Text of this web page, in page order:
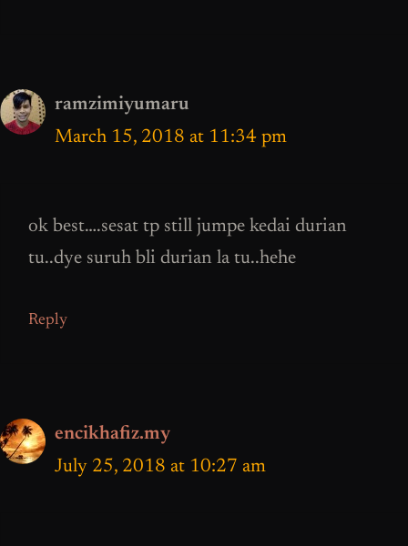
ramzimiyumaru
March 15, 2018 at 11:34 pm
ok best….sesat tp still jumpe kedai durian
tu..dye suruh bli durian la tu..hehe
Reply
encikhafiz.my
July 25, 2018 at 10:27 am